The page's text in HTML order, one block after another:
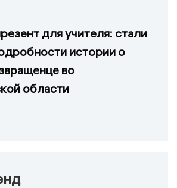
для учителя: стали
истории о
во
области